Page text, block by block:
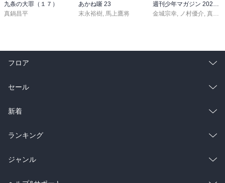
九条の大罪（１７）
真鍋昌平
あかね噺 23
末永裕樹, 馬上鷹将
週刊少年マガジン 2026年36・37号[2026年8月5日発売]
金城宗幸, ノ村優介, 真島ヒロ
フロア
総合
ラノベ
雑誌・グラビア
BL・TL
セール
総合
ラノベ
雑誌・グラビア
BL・TL
新着
総合
ラノベ
雑誌・グラビア
ランキング
総合
ジャンル